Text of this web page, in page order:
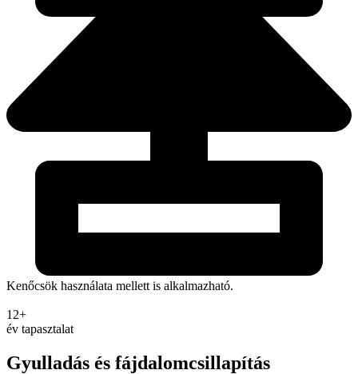
Kenőcsök használata mellett is alkalmazható.
12+
év tapasztalat
Gyulladás és fájdalomcsillapítás